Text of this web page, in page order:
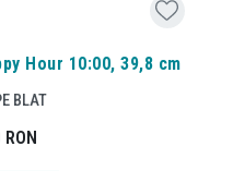
Hour 10:00, 39,8 cm
BLAT
RON